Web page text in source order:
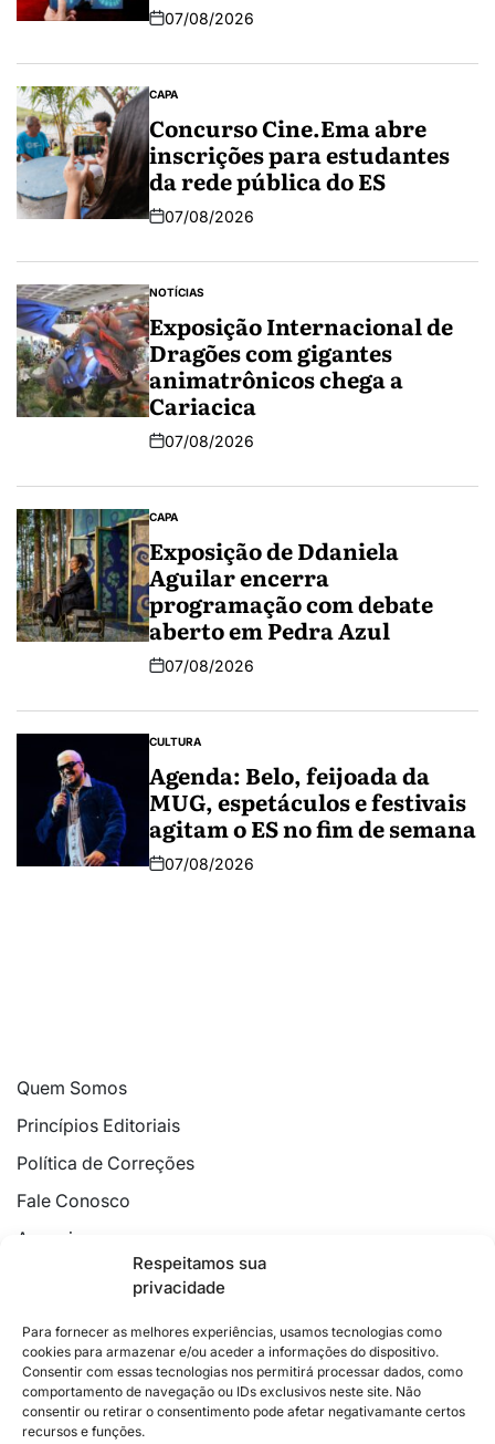
Respeitamos sua
privacidade
Para fornecer as melhores experiências, usamos tecnologias como
cookies para armazenar e/ou aceder a informações do dispositivo.
Consentir com essas tecnologias nos permitirá processar dados, como
comportamento de navegação ou IDs exclusivos neste site. Não
consentir ou retirar o consentimento pode afetar negativamante certos
recursos e funções.
07/08/2026
CAPA
Concurso Cine.Ema abre
inscrições para estudantes
da rede pública do ES
07/08/2026
NOTÍCIAS
Exposição Internacional de
Dragões com gigantes
animatrônicos chega a
Cariacica
07/08/2026
CAPA
Exposição de Ddaniela
Aguilar encerra
programação com debate
aberto em Pedra Azul
07/08/2026
CULTURA
Agenda: Belo, feijoada da
MUG, espetáculos e festivais
agitam o ES no fim de semana
07/08/2026
Quem Somos
Princípios Editoriais
Política de Correções
Fale Conosco
Anuncie
Política de Cookies